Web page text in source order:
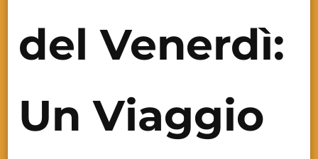
del Venerdì:
Un Viaggio